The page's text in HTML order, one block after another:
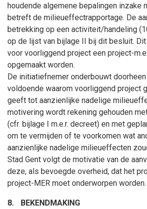
houdende algemene bepalingen inzake
betreft de milieueffectrapportage. De
betrekking op een activiteit/handeling
op de lijst van bijlage II bij dit besluit.
voor voorliggend project een project-
opgemaakt worden.
De initiatiefnemer onderbouwt
voldoende waarom voorliggend project
geeft tot aanzienlijke nadelige
motivering wordt rekening gehouden
(cfr. bijlage I m.e.r. decreet) en met
om te vermijden of te voorkomen wat
aanzienlijke nadelige milieueffecten
Stad Gent volgt de motivatie van de
deze, als bevoegde overheid, dat het
project-MER moet onderworpen worden.
8.
BEKENDMAKING